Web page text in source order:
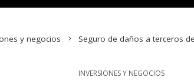
y negocios Seguro de daños a terceros
INVERSIONES Y NEGOCIOS